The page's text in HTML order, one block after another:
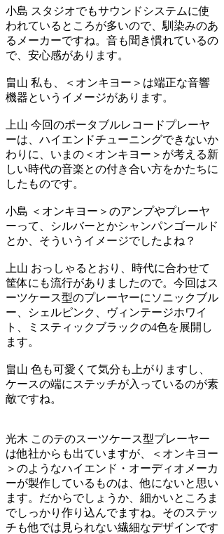
小島 スタジオでもサウンドシステムに使
われているところが多いので、馴染みのあ
るメーカーですね。音も聞き慣れているの
で、安心感があります。
畠山 私も、＜オンキヨー＞は端正な音響
機器というイメージがあります。
上山 今回のポータブルレコードプレーヤ
ーは、ハイエンドチューニングできないか
わりに、いまの＜オンキヨー＞が考える新
しい時代の音楽との付き合い方をかたちに
したものです。
小島 ＜オンキヨー＞のアンプやプレーヤ
ーって、シルバーとかシャンパンゴールド
とか、そういうイメージでしたよね？
上山 おっしゃるとおり、時代に合わせて
筐体にも流行がありましたので。今回はス
ーツケース型のプレーヤーにソニックブル
ー、シェルピンク、ヴィンテージホワイ
ト、ミスティックブラックの4色を展開し
ます。
畠山 色も可愛くて気分も上がりますし、
ケースの端にステッチが入っているのが素
敵ですね。
光木 このテのスーツケース型プレーヤー
は他社からも出ていますが、＜オンキヨー
＞のようなハイエンド・オーディオメーカ
ーが製作しているものは、他にないと思い
ます。だからでしょうか、細かいところま
でしっかり作り込んでますね。そのステッ
チも他では見られない繊細なデザインです